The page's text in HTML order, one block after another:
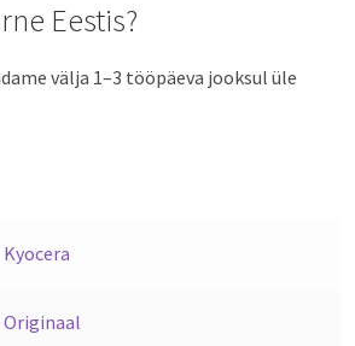
Eestis?
välja 1–3 tööpäeva jooksul üle
Kyocera
Originaal